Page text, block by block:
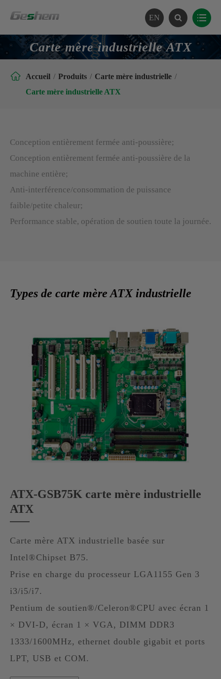
EN
Carte mère industrielle ATX
 Accueil Produits
Carte mère industrielle
Carte mère industrielle ATX
Conception entièrement fermée anti-poussière;
Conception entièrement fermée anti-poussière de la
machine entière;
Anti-interférence/consommation de puissance
faible/petite chaleur;
Performance stable, opération de soutien toute la journée.
Types de carte mère ATX industrielle
ATX-GSB75K carte mère industrielle
ATX
Carte mère ATX industrielle basée sur
Intel®Chipset B75.
Prise en charge du processeur LGA1155 Gen 3
i3/i5/i7.
Pentium de soutien®/Celeron®CPU avec écran 1
× DVI-D, écran 1 × VGA, DIMM DDR3
1333/1600MHz, ethernet double gigabit et ports
LPT, USB et COM.